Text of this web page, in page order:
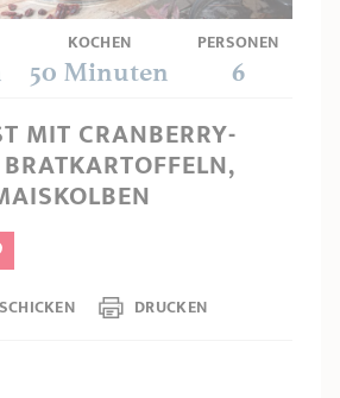
Weiteres Zubehör
KOCHEN
50 Minuten
PERSONEN
6
MIT CRANBERRY-
G
DRUCKEN